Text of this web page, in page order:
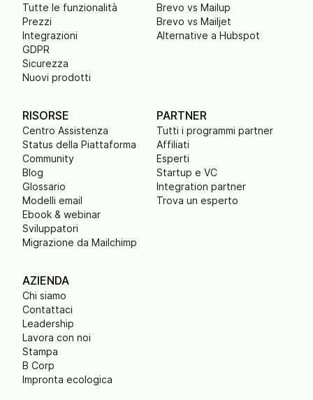
Tutte le funzionalità
Prezzi
Integrazioni
GDPR
Sicurezza
Nuovi prodotti
Brevo vs Mailup
Brevo vs Mailjet
Alternative a Hubspot
RISORSE
Centro Assistenza
Status della Piattaforma
Community
Blog
Glossario
Modelli email
Ebook & webinar
Sviluppatori
Migrazione da Mailchimp
PARTNER
Tutti i programmi partner
Affiliati
Esperti
Startup e VC
Integration partner
Trova un esperto
AZIENDA
Chi siamo
Contattaci
Leadership
Lavora con noi
Stampa
B Corp
Impronta ecologica